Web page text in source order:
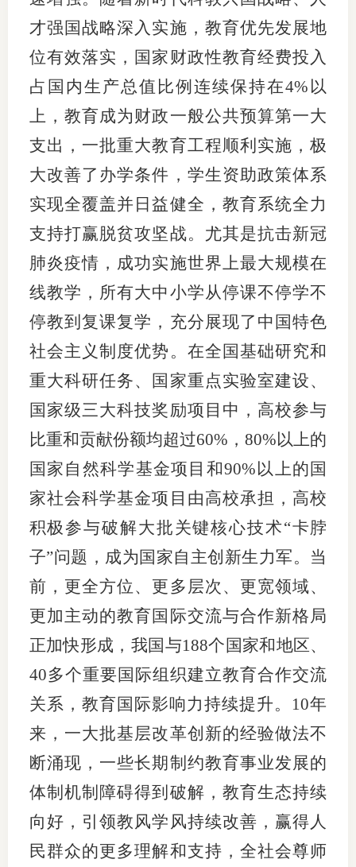
才强国战略深入实施，教育优先发展地
位有效落实，国家财政性教育经费投入
占国内生产总值比例连续保持在4%以
上，教育成为财政一般公共预算第一大
支出，一批重大教育工程顺利实施，极
大改善了办学条件，学生资助政策体系
实现全覆盖并日益健全，教育系统全力
支持打赢脱贫攻坚战。尤其是抗击新冠
肺炎疫情，成功实施世界上最大规模在
线教学，所有大中小学从停课不停学不
停教到复课复学，充分展现了中国特色
社会主义制度优势。在全国基础研究和
重大科研任务、国家重点实验室建设、
国家级三大科技奖励项目中，高校参与
比重和贡献份额均超过60%，80%以上的
国家自然科学基金项目和90%以上的国
家社会科学基金项目由高校承担，高校
积极参与破解大批关键核心技术“卡脖
子”问题，成为国家自主创新生力军。当
前，更全方位、更多层次、更宽领域、
更加主动的教育国际交流与合作新格局
正加快形成，我国与188个国家和地区、
40多个重要国际组织建立教育合作交流
关系，教育国际影响力持续提升。10年
来，一大批基层改革创新的经验做法不
断涌现，一些长期制约教育事业发展的
体制机制障碍得到破解，教育生态持续
向好，引领教风学风持续改善，赢得人
民群众的更多理解和支持，全社会尊师